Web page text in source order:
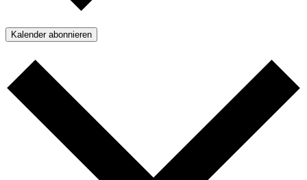
Kalender abonnieren